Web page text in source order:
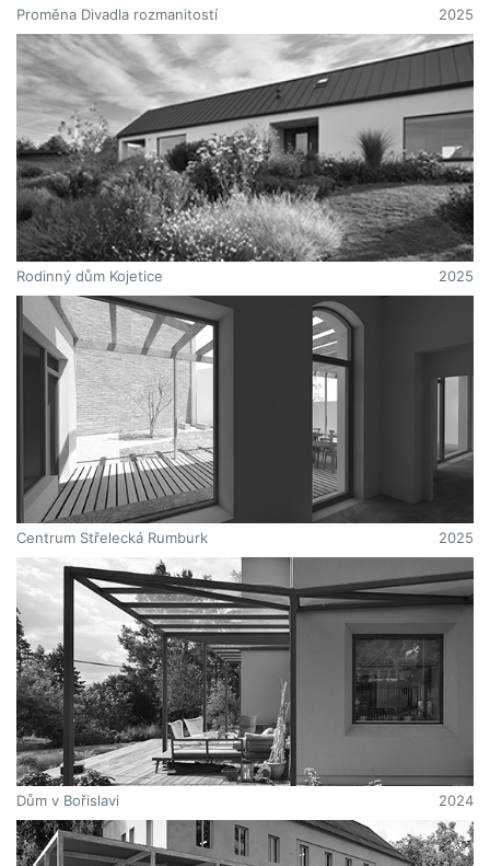
Proměna Divadla rozmanitostí 2025
Rodinný dům Kojetice 2025
Centrum Střelecká Rumburk 2025
Dům v Bořislavi 2024